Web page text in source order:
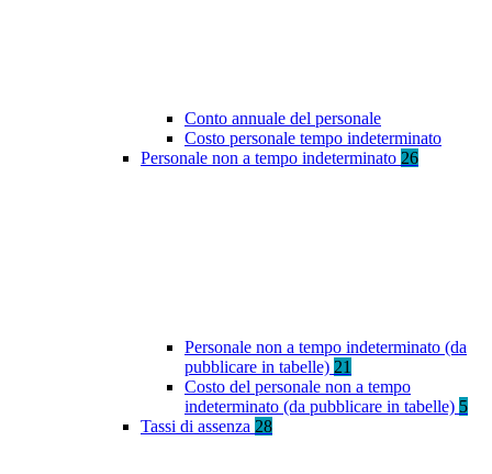
Conto annuale del personale
Costo personale tempo indeterminato
Personale non a tempo indeterminato 26
Personale non a tempo indeterminato (da
pubblicare in tabelle) 21
Costo del personale non a tempo
indeterminato (da pubblicare in tabelle) 5
Tassi di assenza 28